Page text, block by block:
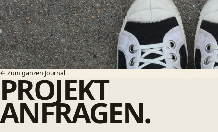
← Zum ganzen Journal
PROJEKT
ANFRAGEN.